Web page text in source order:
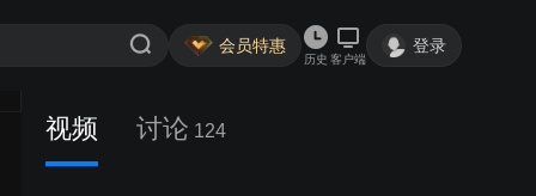
会员特惠
历史 客户端
登录
视频 讨论 124